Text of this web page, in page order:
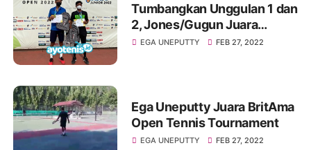
Tumbangkan Unggulan 1 dan
2, Jones/Gugun Juara
BritAma Open Tennis
EGA UNEPUTTY FEB 27, 2022
Ega Uneputty Juara BritAma
Open Tennis Tournament
EGA UNEPUTTY FEB 27, 2022